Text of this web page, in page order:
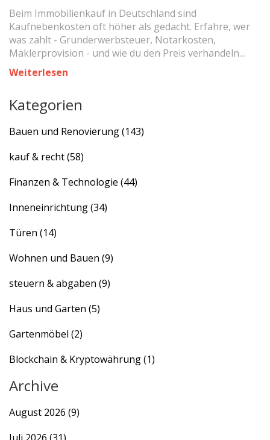
beim Immobilienkauf in
Deutschland?
Beim Immobilienkauf in Deutschland sind
Kaufnebenkosten oft höher als gedacht. Erfahre, wer
was zahlt - Grunderwerbsteuer, Notarkosten,
Maklerprovision - und wie du den Preis verhandeln
kannst, um Tausende Euro zu sparen.
Weiterlesen
Kategorien
Bauen und Renovierung(143)
kauf & recht(58)
Finanzen & Technologie (44)
Inneneinrichtung(34)
Türen (14)
Wohnen und Bauen (9)
steuern & abgaben (9)
Haus und Garten (5)
Gartenmöbel (2)
Blockchain & Kryptowährung(1)
Archive
August 2026 (9)